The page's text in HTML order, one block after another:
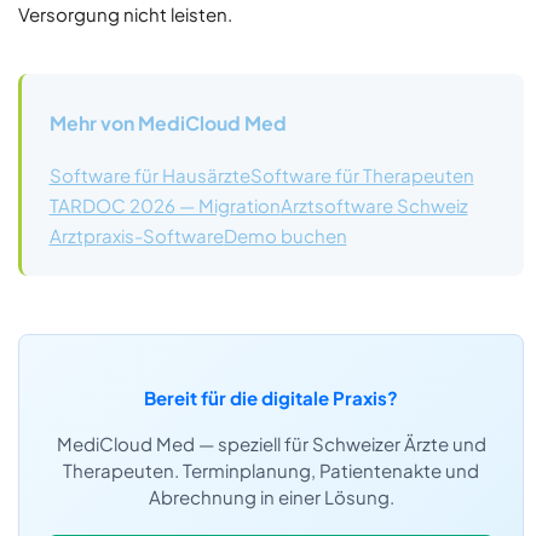
Versorgung nicht leisten.
Mehr von MediCloud Med
Software für HausärzteSoftware für Therapeuten
TARDOC 2026 — MigrationArztsoftware Schweiz
Arztpraxis-SoftwareDemo buchen
Bereit für die digitale Praxis?
MediCloud Med — speziell für Schweizer Ärzte und
Therapeuten. Terminplanung, Patientenakte und
Abrechnung in einer Lösung.